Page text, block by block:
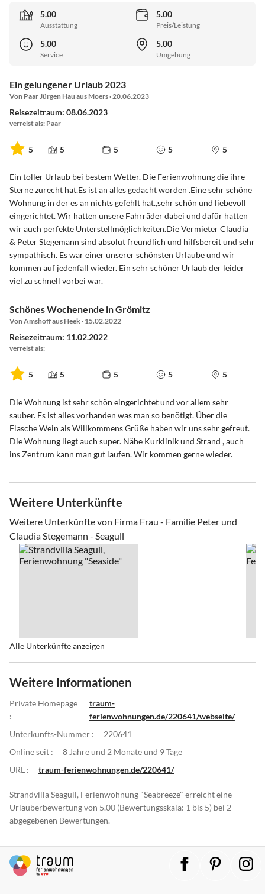
5.00
Ausstattung
5.00
Preis/Leistung
5.00
Service
5.00
Umgebung
Ein gelungener Urlaub 2023
Von Paar Jürgen Hau aus Moers · 20.06.2023
Reisezeitraum: 08.06.2023
verreist als: Paar
5 5 5 5 5
Ein toller Urlaub bei bestem Wetter. Die Ferienwohnung die ihre
Sterne zurecht hat.Es ist an alles gedacht worden .Eine sehr schöne
Wohnung in der es an nichts gefehlt hat.,sehr schön und liebevoll
eingerichtet. Wir hatten unsere Fahrräder dabei und dafür hatten
wir auch perfekte Unterstellmöglichkeiten.Die Vermieter Claudia
& Peter Stegemann sind absolut freundlich und hilfsbereit und sehr
sympathisch. Es war einer unserer schönsten Urlaube und wir
kommen auf jedenfall wieder. Ein sehr schöner Urlaub der leider
viel zu schnell vorbei war.
Schönes Wochenende in Grömitz
Von Amshoff aus Heek · 15.02.2022
Reisezeitraum: 11.02.2022
verreist als:
5 5 5 5 5
Die Wohnung ist sehr schön eingerichtet und vor allem sehr
sauber. Es ist alles vorhanden was man so benötigt. Über die
Flasche Wein als Willkommens Grüße haben wir uns sehr gefreut.
Die Wohnung liegt auch super. Nähe Kurklinik und Strand , auch
ins Zentrum kann man gut laufen. Wir kommen gerne wieder.
Weitere Unterkünfte
Weitere Unterkünfte von Firma Frau - Familie Peter und
Claudia Stegemann - Seagull
Alle Unterkünfte anzeigen
Weitere Informationen
Private Homepage
:
traum-
ferienwohnungen.de/220641/webseite/
Unterkunfts-Nummer :
220641
Online seit :
8 Jahre und 2 Monate und 9 Tage
URL :
traum-ferienwohnungen.de/220641/
Strandvilla Seagull, Ferienwohnung "Seabreeze" erreicht eine
Urlauberbewertung von 5.00 (Bewertungsskala: 1 bis 5) bei 2
abgegebenen Bewertungen.